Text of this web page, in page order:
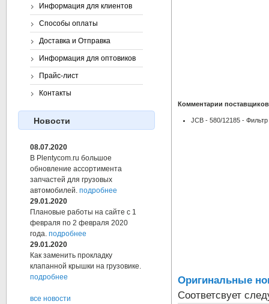
Комментарии
JCB - 580/12185 -
Оригинальные
Соответсвует
Информация для клиентов
Способы оплаты
Доставка и Отправка
Информация для оптовиков
Прайс-лист
Контакты
Новости
08.07.2020
В Plentycom.ru большое
обновление ассортимента
запчастей для грузовых
автомобилей. подробнее
29.01.2020
Плановые работы на сайте с 1
февраля по 2 февраля 2020
года. подробнее
29.01.2020
Как заменить прокладку
клапанной крышки на грузовике.
подробнее
все новости